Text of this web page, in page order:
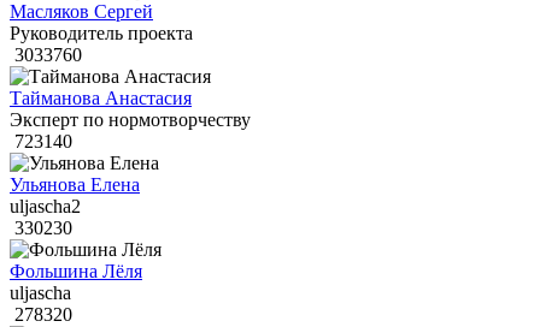
Масляков Сергей
Руководитель проекта
3033760
Тайманова Анастасия
Эксперт по нормотворчеству
723140
Ульянова Елена
uljascha2
330230
Фольшина Лёля
uljascha
278320